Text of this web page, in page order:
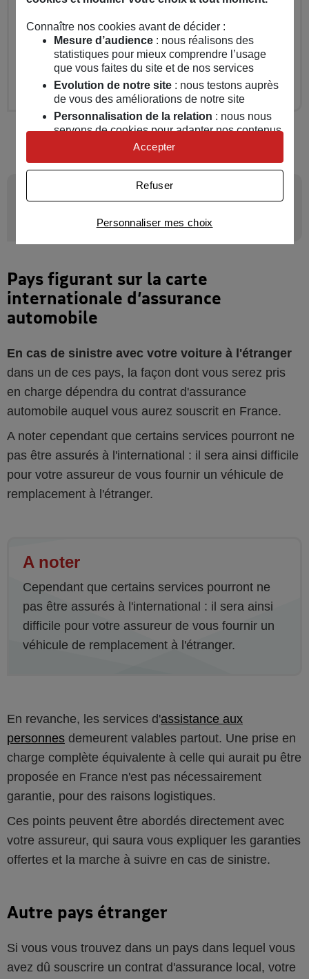
Parmi les points de vigilance : le montant de la
franchise, et la nature des risques couverts par
votre contrat d'assurance auto.
5
Que se passe-t-il en cas
de sinistre à l'étranger ?
Pays figurant sur la carte
internationale d’assurance
automobile
En cas de sinistre avec votre voiture à l'étranger
dans un de ces pays, la façon dont vous serez pris
en charge dépendra du contrat d'assurance
automobile auquel vous aurez souscrit en France.
A noter cependant que certains services pourront ne
pas être assurés à l'international : il sera ainsi difficile
pour votre assureur de vous fournir un véhicule de
remplacement à l'étranger.
A noter
Cependant que certains services pourront ne
pas être assurés à l'international : il sera ainsi
difficile pour votre assureur de vous fournir un
véhicule de remplacement à l'étranger.
En revanche, les services d'assistance aux
personnes demeurent valables partout. Une prise en
charge complète équivalente à celle qui aurait pu être
proposée en France n'est pas nécessairement
garantie, pour des raisons logistiques.
Ces points peuvent être abordés directement avec
votre assureur, qui saura vous expliquer les garanties
offertes et la marche à suivre en cas de sinistre.
Autre pays étranger
Si vous vous trouvez dans un pays dans lequel vous
avez dû souscrire un contrat d'assurance local, votre
Connaître nos cookies avant de décider :
Mesure d’audience: nous réalisons des
statistiques pour mieux comprendre l’usage
que vous faites du site et de nos services
Evolution de notre site: nous testons auprès
de vous des améliorations de notre site
Personnalisation de la relation : nous nous
servons de cookies pour adapter nos contenus
et personnaliser nos offres
Univers publicitaire: nous utilisons avec nos
publicités personnalisées
Personnaliser mes choix
Refuser
Accepter